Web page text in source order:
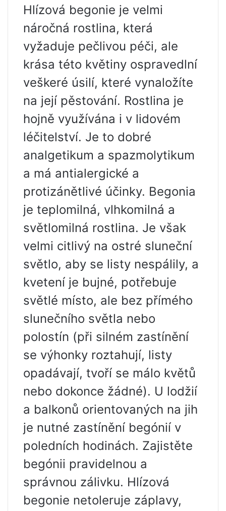
Hlízová begonie je velmi
náročná rostlina, která
vyžaduje pečlivou péči, ale
krása této květiny ospravedlní
veškeré úsilí, které vynaložíte
na její pěstování. Rostlina je
hojně využívána i v lidovém
léčitelství. Je to dobré
analgetikum a spazmolytikum
a má antialergické a
protizánětlivé účinky. Begonia
je teplomilná, vlhkomilná a
světlomilná rostlina. Je však
velmi citlivý na ostré sluneční
světlo, aby se listy nespálily, a
kvetení je bujné, potřebuje
světlé místo, ale bez přímého
slunečního světla nebo
polostín (při silném zastínění
se výhonky roztahují, listy
opadávají, tvoří se málo květů
nebo dokonce žádné). U lodžií
a balkonů orientovaných na jih
je nutné zastínění begónií v
poledních hodinách. Zajistěte
begónii pravidelnou a
správnou zálivku. Hlízová
begonie netoleruje záplavy,